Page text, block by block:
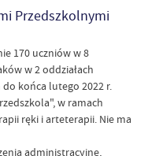
Przedszkolnymi
170 uczniów w 8
w 2 oddziałach
końca lutego 2022 r.
w ramach
ręki i arteterapii. Nie ma
administracyjne,